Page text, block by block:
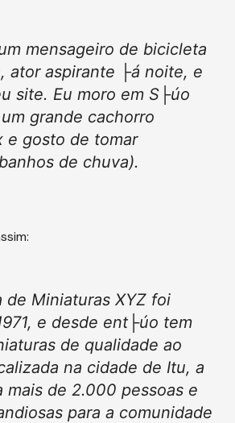
mensageiro de bicicleta
ator aspirante ├á noite, e
site. Eu moro em S├úo
grande cachorro
e gosto de tomar
de chuva).
de Miniaturas XYZ foi
e desde ent├úo tem
de qualidade ao
na cidade de Itu, a
mais de 2.000 pessoas e
para a comunidade